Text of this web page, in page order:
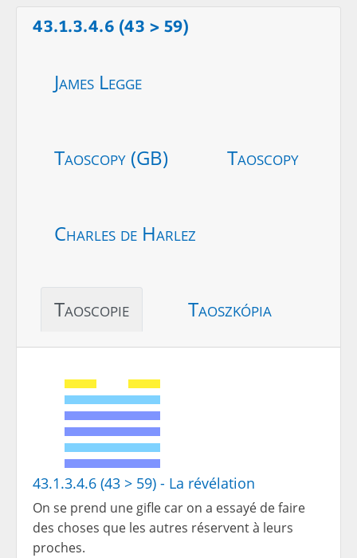
43.1.3.4.6 (43 > 59)
James Legge
Taoscopy (GB) Taoscopy
Charles de Harlez
Taoscopie Taoszkópia
43.1.3.4.6 (43 > 59) - La révélation
On se prend une gifle car on a essayé de faire
des choses que les autres réservent à leurs
proches.